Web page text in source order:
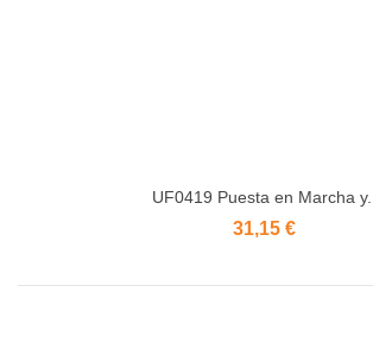
UF0419 Puesta en Marcha y...
31,15 €